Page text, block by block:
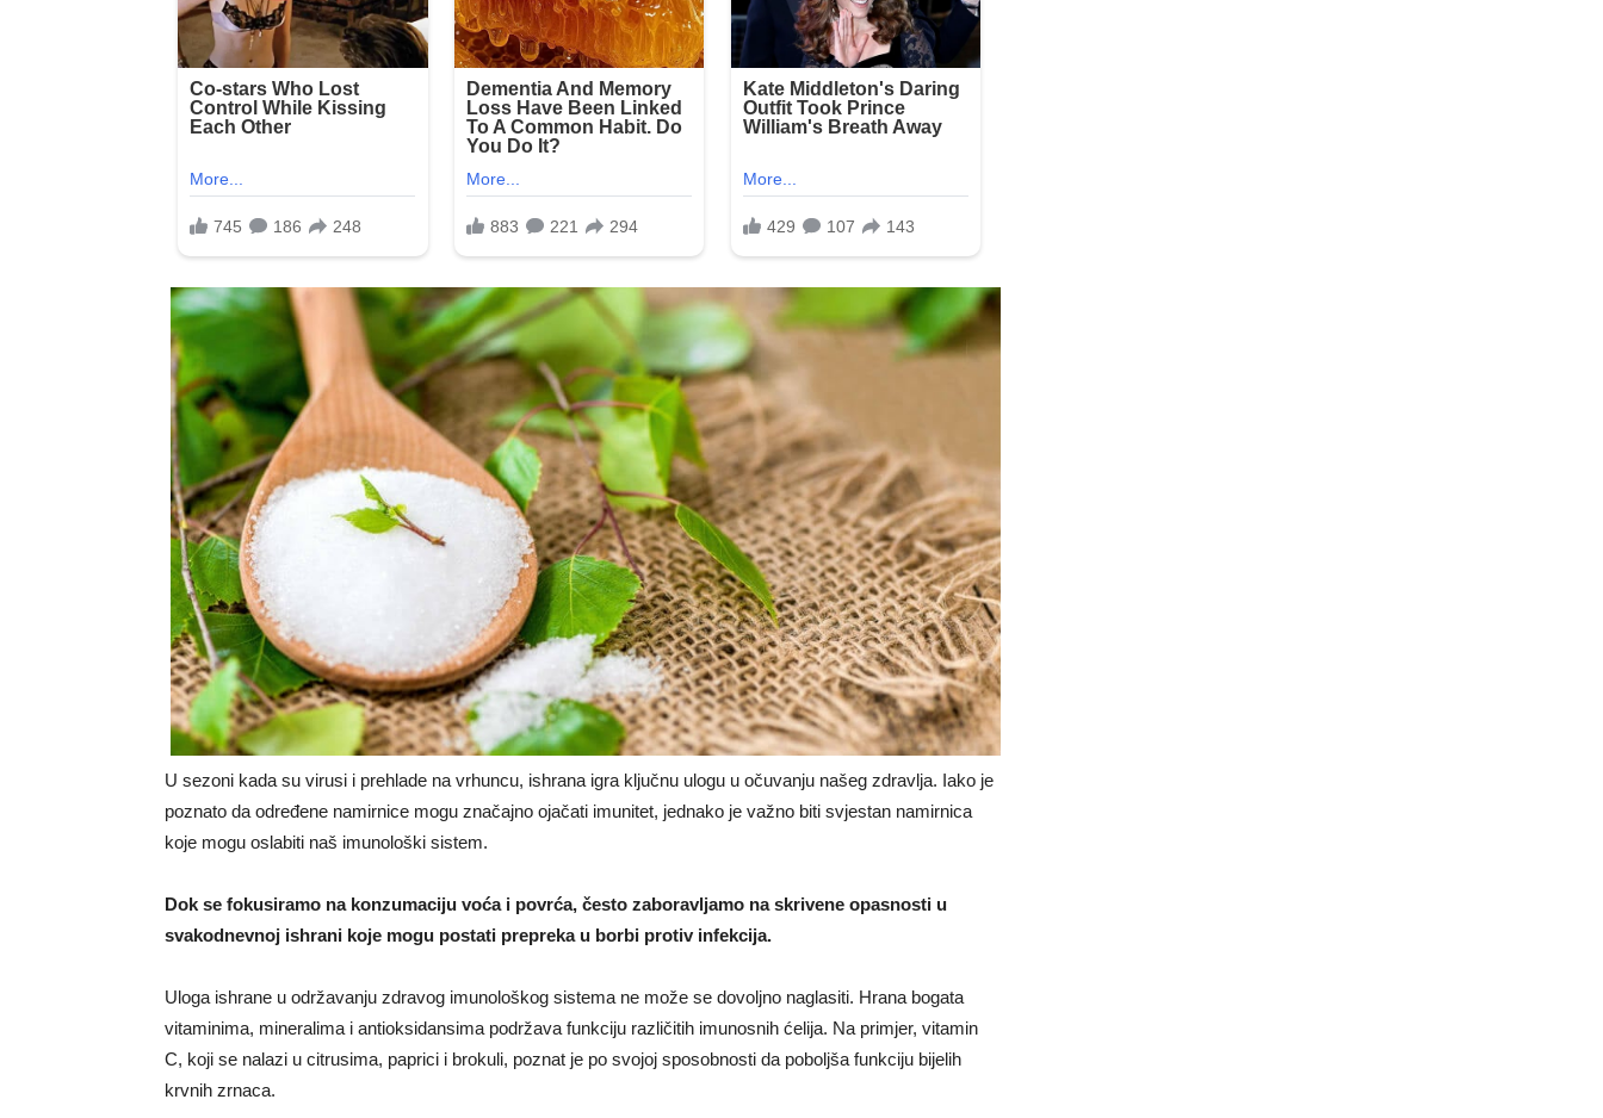
U sezoni kada su virusi i prehlade na vrhuncu, ishrana igra ključnu ulogu u očuvanju našeg zdravlja. Iako je
poznato da određene namirnice mogu značajno ojačati imunitet, jednako je važno biti svjestan namirnica
koje mogu oslabiti naš imunološki sistem.
Dok se fokusiramo na konzumaciju voća i povrća, često zaboravljamo na skrivene opasnosti u
svakodnevnoj ishrani koje mogu postati prepreka u borbi protiv infekcija.
Uloga ishrane u održavanju zdravog imunološkog sistema ne može se dovoljno naglasiti. Hrana bogata
vitaminima, mineralima i antioksidansima podržava funkciju različitih imunosnih ćelija. Na primjer, vitamin
C, koji se nalazi u citrusima, paprici i brokuli, poznat je po svojoj sposobnosti da poboljša funkciju bijelih
krvnih zrnaca.